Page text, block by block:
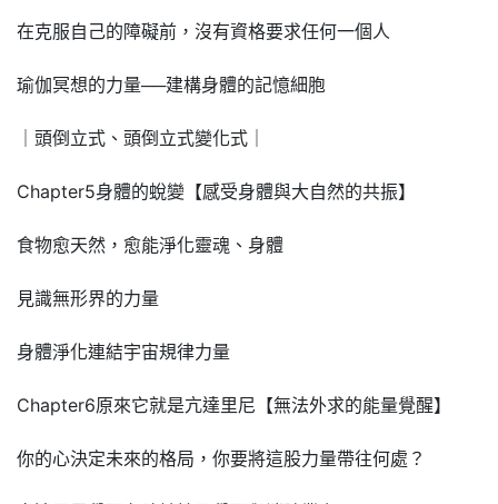
在克服自己的障礙前，沒有資格要求任何一個人
瑜伽冥想的力量──建構身體的記憶細胞
｜頭倒立式、頭倒立式變化式｜
Chapter5身體的蛻變【感受身體與大自然的共振】
食物愈天然，愈能淨化靈魂、身體
見識無形界的力量
身體淨化連結宇宙規律力量
Chapter6原來它就是亢達里尼【無法外求的能量覺醒】
你的心決定未來的格局，你要將這股力量帶往何處？